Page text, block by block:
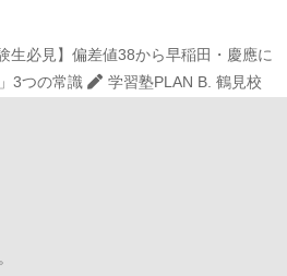
生必見】偏差値38から早稲田・慶應に
3つの常識
学習塾PLAN B. 鶴見校
間は今！1歳2歳
ミリードーム杯小学生軟式野球大会】
何？